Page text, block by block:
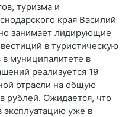
туризма и
края Василий
занимает лидирующие
в туристическую
муниципалитете в
реализуется 19
отрасли на общую
рублей. Ожидается, что
эксплуатацию уже в